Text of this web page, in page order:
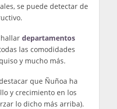
se puede detectar de
departamentos
las comodidades
y mucho más.
que Ñuñoa ha
y crecimiento en los
lo dicho más arriba).